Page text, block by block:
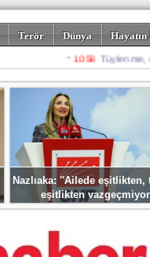
Terör Dünya
Spor Misafir
Nazlıaka: ''Ailede eşitlikten,
eşitlikten